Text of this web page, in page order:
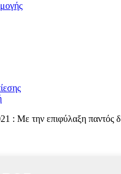
: Με την επιφύλαξη παντός